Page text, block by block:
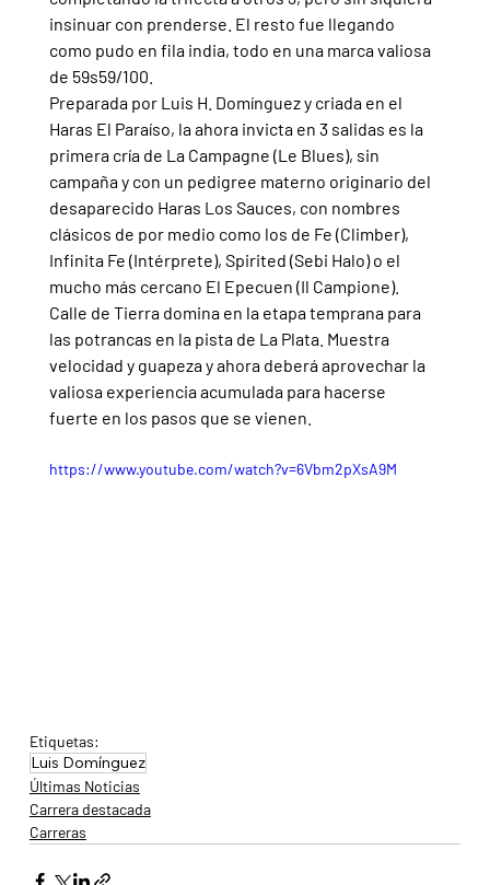
insinuar con prenderse. El resto fue llegando
como pudo en fila india, todo en una marca valiosa
de 59s59/100.
Preparada por Luis H. Domínguez y criada en el
Haras El Paraíso, la ahora invicta en 3 salidas es la
primera cría de La Campagne (Le Blues), sin
campaña y con un pedigree materno originario del
desaparecido Haras Los Sauces, con nombres
clásicos de por medio como los de Fe (Climber),
Infinita Fe (Intérprete), Spirited (Sebi Halo) o el
mucho más cercano El Epecuen (Il Campione).
Calle de Tierra domina en la etapa temprana para
las potrancas en la pista de La Plata. Muestra
velocidad y guapeza y ahora deberá aprovechar la
valiosa experiencia acumulada para hacerse
fuerte en los pasos que se vienen.
https://www.youtube.com/watch?v=6Vbm2pXsA9M
Etiquetas:
Luis Domínguez
Últimas Noticias
Carrera destacada
Carreras